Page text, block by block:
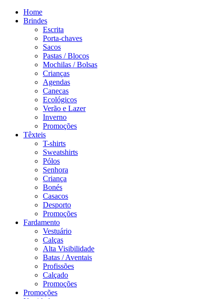
Home
Brindes
Escrita
Porta-chaves
Sacos
Pastas / Blocos
Mochilas / Bolsas
Crianças
Agendas
Canecas
Ecológicos
Verão e Lazer
Inverno
Promoções
Têxteis
T-shirts
Sweatshirts
Pólos
Senhora
Criança
Bonés
Casacos
Desporto
Promoções
Fardamento
Vestuário
Calças
Alta Visibilidade
Batas / Aventais
Profissões
Calçado
Promoções
Promoções